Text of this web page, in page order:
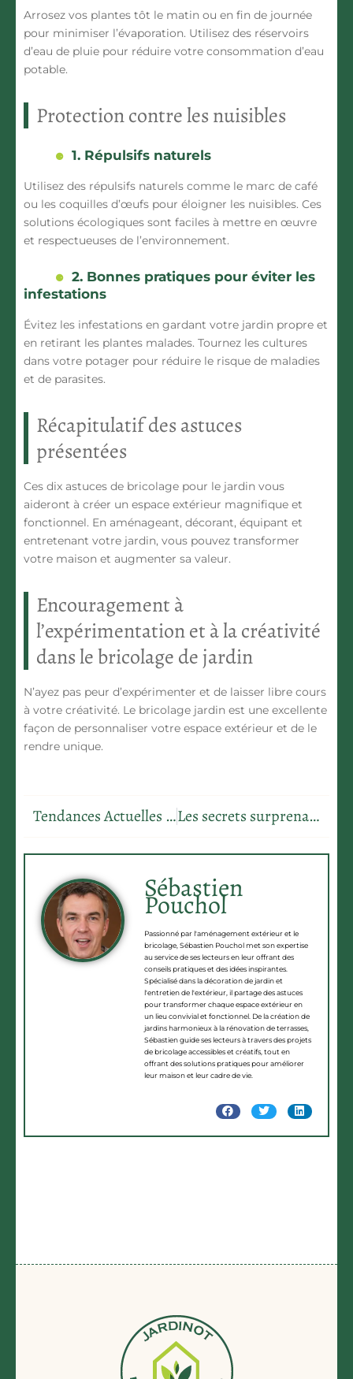
Arrosez vos plantes tôt le matin ou en fin de journée
pour minimiser l’évaporation. Utilisez des réservoirs
d’eau de pluie pour réduire votre consommation d’eau
potable.
Protection contre les nuisibles
1. Répulsifs naturels
Utilisez des répulsifs naturels comme le marc de café
ou les coquilles d’œufs pour éloigner les nuisibles. Ces
solutions écologiques sont faciles à mettre en œuvre
et respectueuses de l’environnement.
2. Bonnes pratiques pour éviter les
infestations
Évitez les infestations en gardant votre jardin propre et
en retirant les plantes malades. Tournez les cultures
dans votre potager pour réduire le risque de maladies
et de parasites.
Récapitulatif des astuces
présentées
Ces dix astuces de bricolage pour le jardin vous
aideront à créer un espace extérieur magnifique et
fonctionnel. En aménageant, décorant, équipant et
entretenant votre jardin, vous pouvez transformer
votre maison et augmenter sa valeur.
Encouragement à
l’expérimentation et à la créativité
dans le bricolage de jardin
N’ayez pas peur d’expérimenter et de laisser libre cours
à votre créativité. Le bricolage jardin est une excellente
façon de personnaliser votre espace extérieur et de le
rendre unique.
Tendances Actuelles en Mobilier d’Extérieur pour Votre Maison Les secrets surprenants pour une pelouse éclatante toute l’année
Sébastien
Pouchol
Passionné par l'aménagement extérieur et le
bricolage, Sébastien Pouchol met son expertise
au service de ses lecteurs en leur offrant des
conseils pratiques et des idées inspirantes.
Spécialisé dans la décoration de jardin et
l'entretien de l'extérieur, il partage des astuces
pour transformer chaque espace extérieur en
un lieu convivial et fonctionnel. De la création de
jardins harmonieux à la rénovation de terrasses,
Sébastien guide ses lecteurs à travers des projets
de bricolage accessibles et créatifs, tout en
offrant des solutions pratiques pour améliorer
leur maison et leur cadre de vie.